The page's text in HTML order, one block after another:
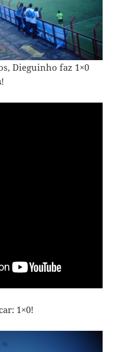
Dieguinho faz 1×0
!
1×0!